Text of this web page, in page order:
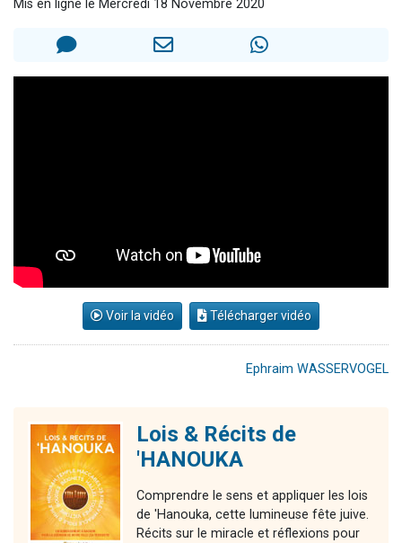
3 personnes viennent de faire un don pour 5 jours de vacances aux Orphelins
Mis en ligne le Mercredi 18 Novembre 2020
Voir la vidéo Télécharger vidéo
Ephraim WASSERVOGEL
Lois & Récits de
'HANOUKA
Comprendre le sens et appliquer les lois
de 'Hanouka, cette lumineuse fête juive.
Récits sur le miracle et réflexions pour